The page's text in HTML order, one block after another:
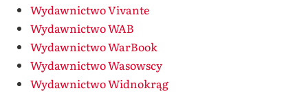
Wydawnictwo Vivante
Wydawnictwo WAB
Wydawnictwo WarBook
Wydawnictwo Wasowscy
Wydawnictwo Widnokrąg